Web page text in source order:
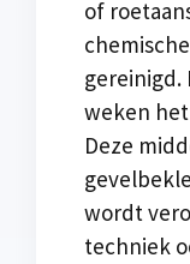
of
gereinigd.
weken
Deze
wordt
techniek